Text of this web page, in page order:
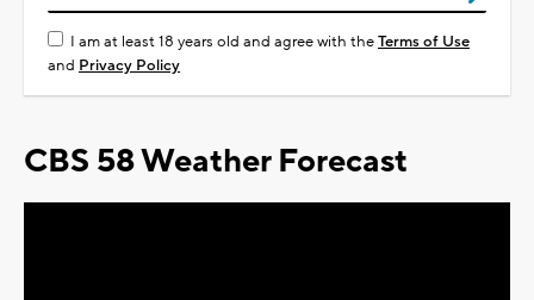
I am at least 18 years old and agree with theTerms of Use
and Privacy Policy
CBS 58 Weather Forecast